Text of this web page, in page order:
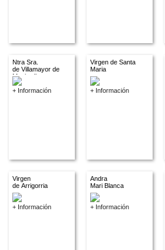
Ntra Sra.
de Villamayor de
Monjardin
+ Información
Virgen de Santa
Maria
+ Información
Virgen
de Arrigorria
+ Información
Andra
Mari Blanca
+ Información